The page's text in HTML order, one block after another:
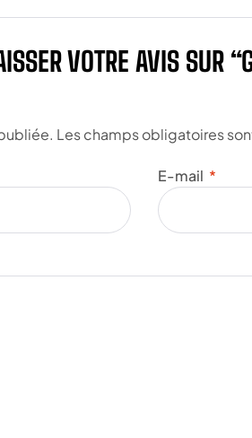
VOTRE AVIS
Les champs obligatoires
E-mail *